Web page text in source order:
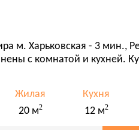
м. Харьковская - 3 мин.,
с комнатой и кухней.
Жилая
20 м2
Кухня
12 м2